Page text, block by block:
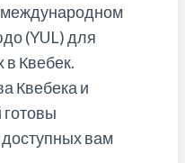
международном
(YUL) для
Квебек.
Квебека и
готовы
вам